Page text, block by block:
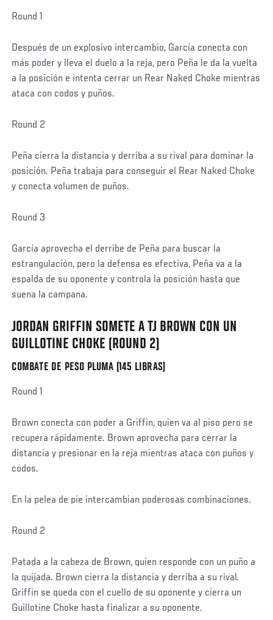
Social
Round 1
Después de un explosivo intercambio, García conecta con
más poder y lleva el duelo a la reja, pero Peña le da la vuelta
a la posición e intenta cerrar un Rear Naked Choke mientras
ataca con codos y puños.
Round 2
Peña cierra la distancia y derriba a su rival para dominar la
posición. Peña trabaja para conseguir el Rear Naked Choke
y conecta volumen de puños.
Round 3
García aprovecha el derribe de Peña para buscar la
estrangulación, pero la defensa es efectiva, Peña va a la
espalda de su oponente y controla la posición hasta que
suena la campana.
JORDAN GRIFFIN SOMETE A TJ BROWN CON UN
GUILLOTINE CHOKE (ROUND 2)
COMBATE DE PESO PLUMA (145 LIBRAS)
Social
Round 1
Brown conecta con poder a Griffin, quien va al piso pero se
recupera rápidamente. Brown aprovecha para cerrar la
distancia y presionar en la reja mientras ataca con puños y
codos.
En la pelea de pie intercambian poderosas combinaciones.
Round 2
Patada a la cabeza de Brown, quien responde con un puño a
la quijada. Brown cierra la distancia y derriba a su rival.
Griffin se queda con el cuello de su oponente y cierra un
Guillotine Choke hasta finalizar a su oponente.